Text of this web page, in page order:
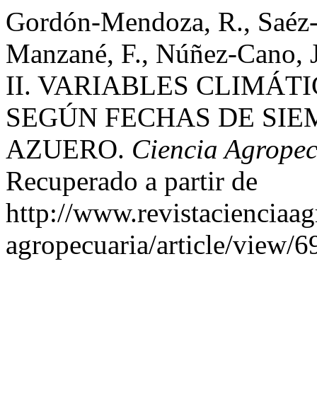
Gordón-Mendoza, R.,
Manzané, F., Núñez-
II. VARIABLES
SEGÚN FECHAS DE
AZUERO. Ciencia
Recuperado a partir de
http://
agropecuaria/article/view/